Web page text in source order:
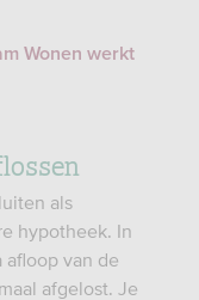
Wonen werkt
als
hypotheek. In
van de
afgelost. Je